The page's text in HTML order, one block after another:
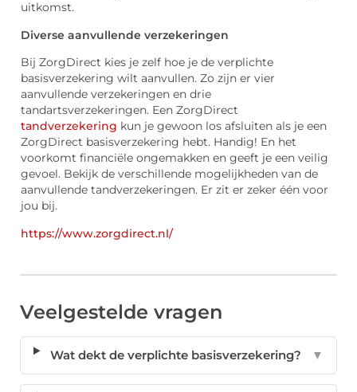
uitkomst.
Diverse aanvullende verzekeringen
Bij ZorgDirect kies je zelf hoe je de verplichte
basisverzekering wilt aanvullen. Zo zijn er vier
aanvullende verzekeringen en drie
tandartsverzekeringen. Een ZorgDirect
tandverzekering kun je gewoon los afsluiten als je een
ZorgDirect basisverzekering hebt. Handig! En het
voorkomt financiële ongemakken en geeft je een veilig
gevoel. Bekijk de verschillende mogelijkheden van de
aanvullende tandverzekeringen. Er zit er zeker één voor
jou bij.
https://www.zorgdirect.nl/
Veelgestelde vragen
Wat dekt de verplichte basisverzekering? ▼